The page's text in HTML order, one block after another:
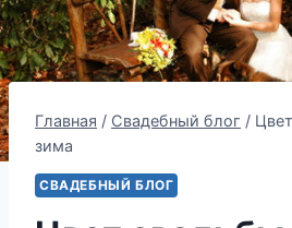
Главная / Свадебный блог /
зима
СВАДЕБНЫЙ БЛОГ